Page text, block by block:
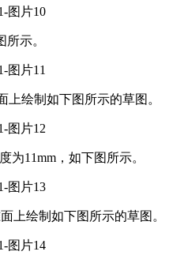
示。
上绘制如下图所示的草图。
为11mm，如下图所示。
上绘制如下图所示的草图。